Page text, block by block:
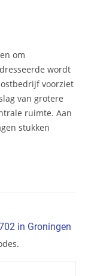
om
wordt
voorziet
van grotere
ruimte. Aan
stukken
in Groningen